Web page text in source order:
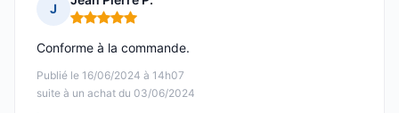
J
Note : 5 sur 5
Publié le 16/06/2024 à 14h07
suite à un achat du 03/06/2024
Conforme à la commande.